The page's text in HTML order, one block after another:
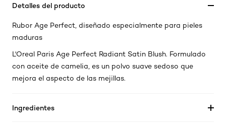
Detalles del producto
Rubor Age Perfect, diseñado especialmente para pieles
maduras
L'Oreal Paris Age Perfect Radiant Satin Blush. Formulado
con aceite de camelia, es un polvo suave sedoso que
mejora el aspecto de las mejillas.
Ingredientes